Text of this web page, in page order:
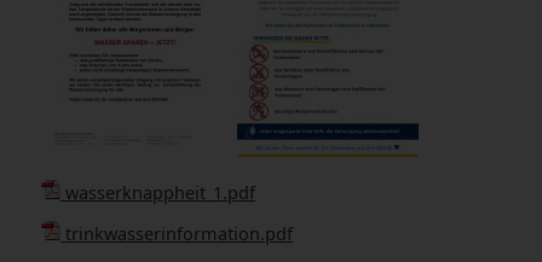
wasserknappheit_1.pdf
trinkwasserinformation.pdf